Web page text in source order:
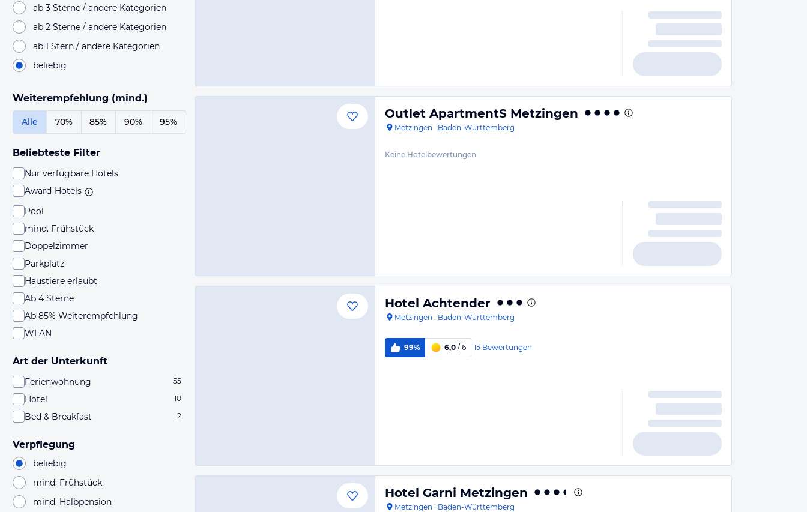
ab 3 Sterne / andere Kategorien
ab 2 Sterne / andere Kategorien
ab 1 Stern / andere Kategorien
beliebig
Weiterempfehlung (mind.)
Alle 70% 85% 90% 95%
Beliebteste Filter
Nur verfügbare Hotels
Award-Hotels
Pool
mind. Frühstück
Doppelzimmer
Parkplatz
Haustiere erlaubt
Ab 4 Sterne
Ab 85% Weiterempfehlung
WLAN
Art der Unterkunft
Ferienwohnung 55
Hotel 10
Bed & Breakfast 2
Verpflegung
beliebig
mind. Frühstück
mind. Halbpension
Outlet ApartmentS Metzingen
Metzingen · Baden-Württemberg
Keine Hotelbewertungen
Hotel Achtender
Metzingen · Baden-Württemberg
99% 6,0 / 6 15 Bewertungen
Hotel Garni Metzingen
Metzingen · Baden-Württemberg